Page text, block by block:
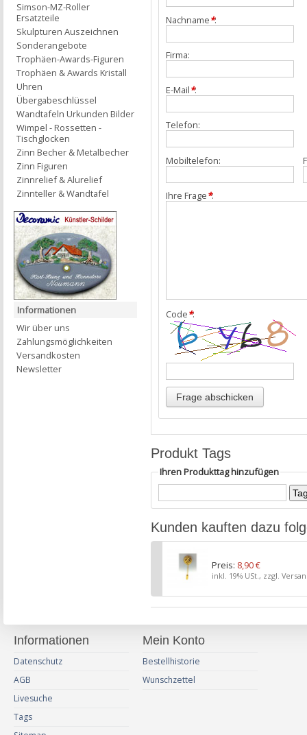
Nachname*:
Firma:
E-Mail*:
Telefon:
Mobiltelefon:
Ihre Frage*:
Code*:
Produkt Tags
Ihren Produkttag hinzufügen
Kunden kauften dazu
Preis: 8,90 €
inkl. 19% USt., zzgl.
Simson-MZ-Roller
Ersatzteile
Skulpturen Auszeichnen
Sonderangebote
Trophäen-Awards-Figuren
Trophäen & Awards Kristall
Uhren
Übergabeschlüssel
Wandtafeln Urkunden Bilder
Wimpel - Rossetten -
Tischglocken
Zinn Becher & Metalbecher
Zinn Figuren
Zinnrelief & Alurelief
Zinnteller & Wandtafel
Informationen
Wir über uns
Zahlungsmöglichkeiten
Versandkosten
Newsletter
Informationen
Datenschutz
AGB
Livesuche
Tags
Mein Konto
Bestellhistorie
Wunschzettel